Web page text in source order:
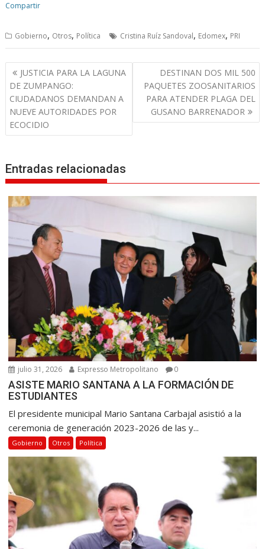
Compartir
Gobierno, Otros, Política Cristina Ruíz Sandoval, Edomex, PRI
N
a
v
e
g
c
i
ó
n
d
e
e
r
d
s
JUSTICIA PARA LA LAGUNA
DE ZUMPANGO:
CIUDADANOS DEMANDAN A
NUEVE AUTORIDADES POR
ECOCIDIO
DESTINAN DOS MIL 500
PAQUETES ZOOSANITARIOS
PARA ATENDER PLAGA DEL
GUSANO BARRENADOR
Entradas relacionadas
julio 31, 2026 Expresso Metropolitano 0
ASISTE MARIO SANTANA A LA FORMACIÓN DE
ESTUDIANTES
El presidente municipal Mario Santana Carbajal asistió a la
ceremonia de generación 2023-2026 de las y...
Gobierno Otros Política